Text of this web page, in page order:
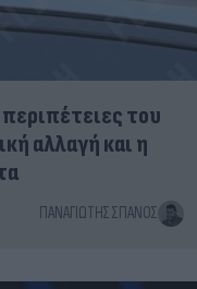
του
αλλαγή και η
ΠΑΝΑΓΙΏΤΗΣ ΣΠΑΝΌΣ